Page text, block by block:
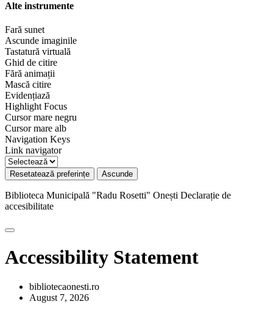
Alte instrumente
Fară sunet
Ascunde imaginile
Tastatură virtuală
Ghid de citire
Fără animații
Mască citire
Evidențiază
Highlight Focus
Cursor mare negru
Cursor mare alb
Navigation Keys
Link navigator
Resetatează preferințe Ascunde
Biblioteca Municipală "Radu Rosetti" Onești Declarație de
accesibilitate
Accessibility Statement
bibliotecaonesti.ro
August 7, 2026